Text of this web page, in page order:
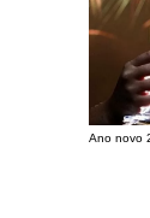
Ano novo